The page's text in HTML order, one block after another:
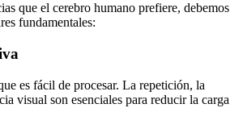
que el cerebro humano prefiere, debemos
fundamentales:
es fácil de procesar. La repetición, la
visual son esenciales para reducir la carga